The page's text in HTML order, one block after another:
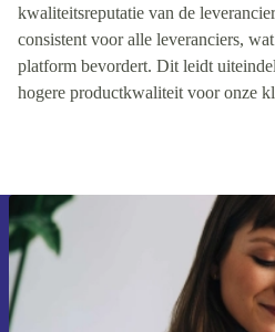
kwaliteitsreputatie van de
consistent voor alle leveranciers,
platform bevordert. Dit leidt
hogere productkwaliteit voor onze
Meld je aan
ontvang €15
Mis nooit meer een